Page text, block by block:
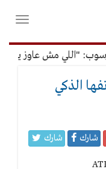
فتح
"اللي مش عاوز يتعلم
الذكي
شارك شارك